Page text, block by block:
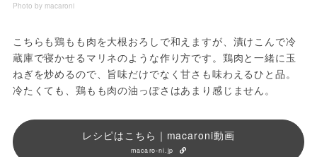
Photo by macaroni
こちらも鶏もも肉を大根おろしで和えますが、漬けこんで冷
蔵庫で寝かせるマリネのような作り方です。鶏肉と一緒に玉
ねぎを炒めるので、旨味だけでなく甘さも味わえるひと品。
冷たくても、鶏もも肉の油っぽさはあまり感じません。
レシピはこちら｜macaroni動画
macaro-ni.jp